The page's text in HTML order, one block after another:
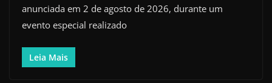
anunciada em 2 de agosto de 2026, durante um
evento especial realizado
Leia Mais